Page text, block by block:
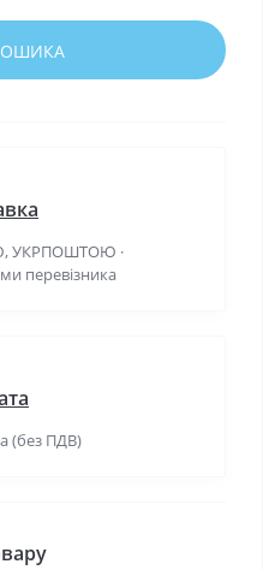
·
перевізника
(без ПДВ)